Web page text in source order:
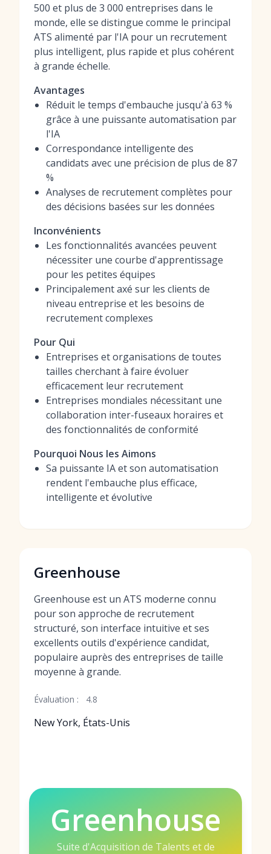
500 et plus de 3 000 entreprises dans le
monde, elle se distingue comme le principal
ATS alimenté par l'IA pour un recrutement
plus intelligent, plus rapide et plus cohérent
à grande échelle.
Avantages
Réduit le temps d'embauche jusqu'à 63 %
grâce à une puissante automatisation par
l'IA
Correspondance intelligente des
candidats avec une précision de plus de 87
%
Analyses de recrutement complètes pour
des décisions basées sur les données
Inconvénients
Les fonctionnalités avancées peuvent
nécessiter une courbe d'apprentissage
pour les petites équipes
Principalement axé sur les clients de
niveau entreprise et les besoins de
recrutement complexes
Pour Qui
Entreprises et organisations de toutes
tailles cherchant à faire évoluer
efficacement leur recrutement
Entreprises mondiales nécessitant une
collaboration inter-fuseaux horaires et
des fonctionnalités de conformité
Pourquoi Nous les Aimons
Sa puissante IA et son automatisation
rendent l'embauche plus efficace,
intelligente et évolutive
Greenhouse
Greenhouse est un ATS moderne connu
pour son approche de recrutement
structuré, son interface intuitive et ses
excellents outils d'expérience candidat,
populaire auprès des entreprises de taille
moyenne à grande.
Évaluation : 4.8
New York, États-Unis
Greenhouse
Suite d'Acquisition de Talents et de